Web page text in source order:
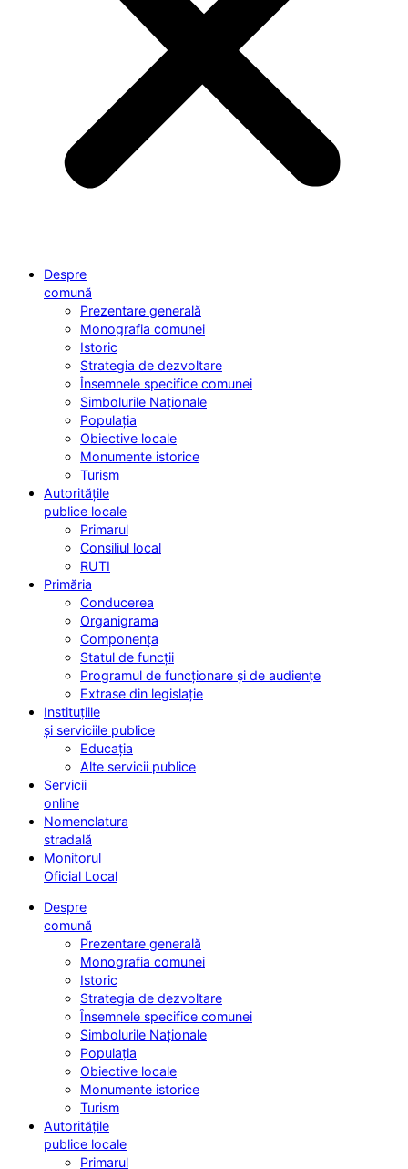
Despre
comună
Prezentare generală
Monografia comunei
Istoric
Strategia de dezvoltare
Însemnele specifice comunei
Simbolurile Naționale
Populația
Obiective locale
Monumente istorice
Turism
Autoritățile
publice locale
Primarul
Consiliul local
RUTI
Primăria
Conducerea
Organigrama
Componența
Statul de funcții
Programul de funcționare și de audiențe
Extrase din legislație
Instituțiile
și serviciile publice
Educația
Alte servicii publice
Servicii
online
Nomenclatura
stradală
Monitorul
Oficial Local
Despre
comună
Prezentare generală
Monografia comunei
Istoric
Strategia de dezvoltare
Însemnele specifice comunei
Simbolurile Naționale
Populația
Obiective locale
Monumente istorice
Turism
Autoritățile
publice locale
Primarul